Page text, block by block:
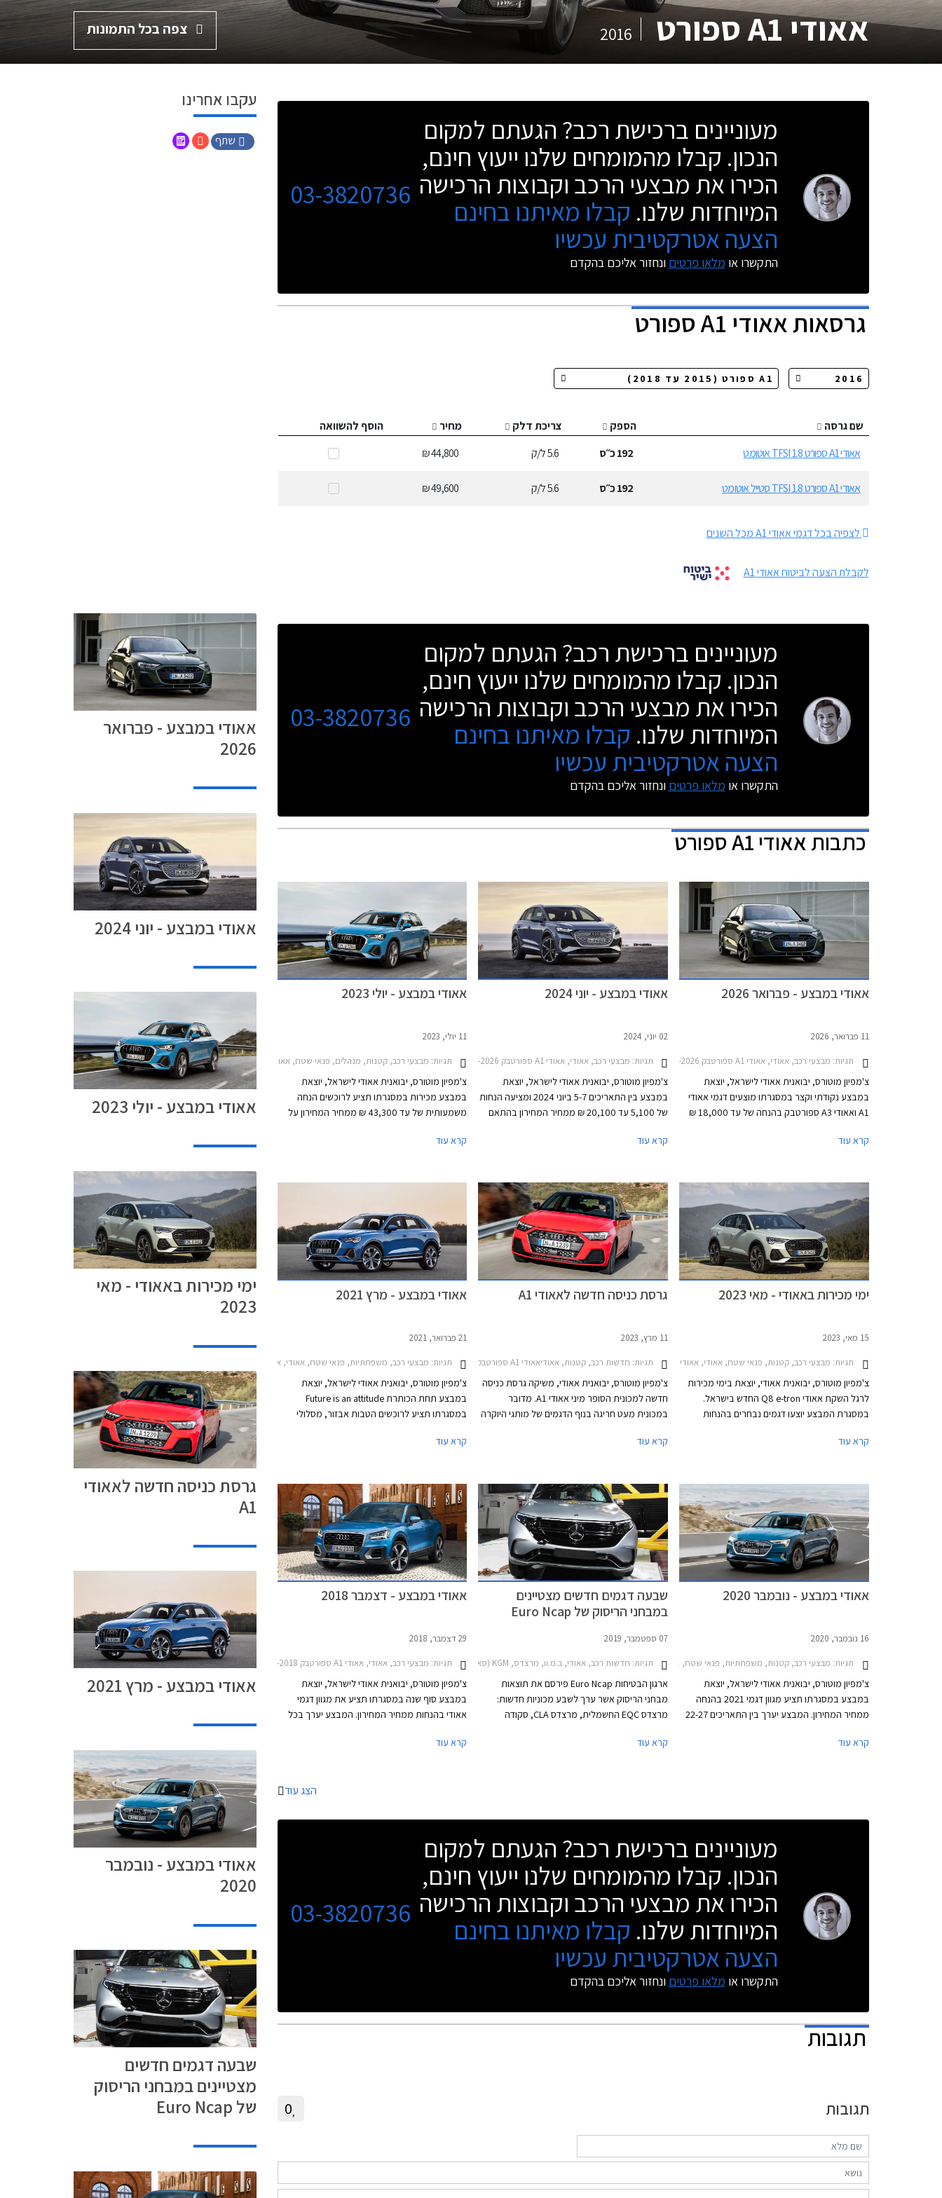
אאודי A1 ספורט 2016 צפה בכל התמונות
מעוניינים ברכישת רכב? הגעתם למקום
הנכון. קבלו מהמומחים שלנו ייעוץ חינם,
הכירו את מבצעי הרכב וקבוצות הרכישה
המיוחדות שלנו. קבלו מאיתנו בחינם
הצעה אטרקטיבית עכשיו
התקשרו או מלאו פרטים ונחזור אליכם בהקדם
03-3820736
גרסאותאאודי A1 ספורט
שם גרסה הספק צריכת דלק מחיר
הוסף להשוואה
אאודי A1 ספורט 1.8 TFSI אוטומט
192כ״ס 5.6ל/ק 44,800 ₪
אאודי A1 ספורט 1.8 TFSI סטייל אוטומט 192כ״ס 5.6ל/ק 49,600 ₪
לצפיה בכל דגמי אאודי A1 מכל השנים
לקבלת הצעה לביטוח אאודי A1
עקבו אחרינו
שתף
מעוניינים ברכישת רכב? הגעתם למקום
הנכון. קבלו מהמומחים שלנו ייעוץ חינם,
הכירו את מבצעי הרכב וקבוצות הרכישה
המיוחדות שלנו. קבלו מאיתנו בחינם
הצעה אטרקטיבית עכשיו
התקשרו או מלאו פרטים ונחזור אליכם בהקדם
03-3820736
כתבותאאודי A1 ספורט
אאודי במבצע - פברואר 2026
11 פברואר, 2026
תגיות: מבצעי רכב, אאודי, אאודי A1 ספורטבק 2019-2026אאודי A3 ספורטבק 2024-2026
צ'מפיון מוטורס, יבואנית אאודי לישראל, יוצאת
במבצע נקודתי וקצר במסגרתו מוצעים דגמי אאודי
A1 ואאודי A3 ספורטבק בהנחה של עד 18,000 ₪
אולמות התצוגה של אאודי ברחבי הארץ בין
קרא עוד
אאודי במבצע - יוני 2024
02 יוני, 2024
תגיות: מבצעי רכב, אאודי, אאודי A1 ספורטבק 2019-2026, אאודי Q2 2021-2026, אאודי Q3 ספורטבק 2020-2025אאודי Q4 e-tron 2022-2026
צ'מפיון מוטורס, יבואנית אאודי לישראל, יוצאת
במבצע בין התאריכים 5-7 ביוני 2024 ומציעה הנחות
של 5,100 עד 20,100 ₪ ממחיר המחירון בהתאם
אאודי ברחבי הארץ.
קרא עוד
אאודי במבצע - יולי 2023
11 יולי, 2023
תגיות: מבצעי רכב, קטנות, מנהלים, פנאי שטח, אאודי, אאודי A1 ספורטבק 2019-2026, אאודי A4 2019-2024, אאודי Q3 2019-2025, אאודי Q3 ספורטבק 2020-2025, אאודי Q5 2020-2024אאודי Q5 ספורטבק 2021-2024
צ'מפיון מוטורס, יבואנית אאודי לישראל, יוצאת
במבצע מכירות במסגרתו תציע לרוכשים הנחה
משמעותית של עד 43,300 ₪ ממחיר המחירון על
בכל אולמות התצוגה של אאודי ברחבי הארץ.
קרא עוד
ימי מכירות באאודי - מאי 2023
15 מאי, 2023
תגיות: מבצעי רכב, קטנות, פנאי שטח, אאודי, אאודי A1 ספורטבק 2019-2026, אאודי Q2 2021-2026, אאודי Q3 ספורטבק 2020-2025אאודי Q5 ספורטבק 2021-2024
צ'מפיון מוטורס, יבואנית אאודי, יוצאת בימי מכירות
לרגל השקת אאודי Q8 e-tron החדש בישראל.
במסגרת המבצע יוצעו דגמים נבחרים בהנחות
המבצע יתקיים בכל אולמות התצוגה של אאודי בין
קרא עוד
גרסת כניסה חדשה לאאודי A1
11 מרץ, 2023
תגיות: חדשות רכב, קטנות, אאודיאאודי A1 ספורטבק 2019-2026
צ'מפיון מוטורס, יבואנית אאודי, משיקה גרסת כניסה
חדשה למכונית הסופר מיני אאודי A1. מדובר
במכונית מעט חריגה בנוף הדגמים של מותגי היוקרה
סופר מיני. ב.מ.וו אמנם מציעה סופר מיני, אך היא
הרווח המצומצמים. הדור השני של אאודי A1 נחשף
לראשונה בשנת 2018 ויחגוג בקרוב 5. אחיותיו
העממיות סיאט איביזה ופולקסווגן פולו כבר עברו
מתיחת פנים וסביר להניח שגם אאודי A1 תזכה
לעדכון בקרוב.
קרא עוד
אאודי במבצע - מרץ 2021
21 פברואר, 2021
תגיות: מבצעי רכב, משפחתיות, פנאי שטח, אאודי, אאודי A1 ספורטבק 2019-2026, אאודי Q2 2017-2021, אאודי Q3 2019-2025אאודי Q5 2017-2020
צ'מפיון מוטורס, יבואנית אאודי לישראל, יוצאת
במבצע תחת הכותרת Future is an attitude
במסגרתו תציע לרוכשים הטבות אבזור, מסלולי
קרא עוד
אאודי במבצע - נובמבר 2020
16 נובמבר, 2020
תגיות: מבצעי רכב, קטנות, משפחתיות, פנאי שטח, אאודי, אאודי A1 ספורטבק 2019-2026, אאודי A3 ספורטבק 2020-2024, אאודי Q3 ספורטבק 2020-2025אאודי e-tron 2019-2022
צ'מפיון מוטורס, יבואנית אאודי לישראל, יוצאת
במבצע במסגרתו תציע מגוון דגמי 2021 בהנחה
ממחיר המחירון. המבצע יערך בין התאריכים 22-27
בישראל.
קרא עוד
שבעה דגמים חדשים מצטיינים
במבחני הריסוק של Euro Ncap
07 ספטמבר, 2019
תגיות: חדשות רכב, אאודי, ב.מ.וו, מרצדס, KGM (סאנגיונג), סקודה, פורד, אאודי A1 ספורטבק 2019-2026, ב.מ.וו Z4 רודסטאר 2019-2026מרצדס CLA 2019-2024
ארגון הבטיחות Euro Ncap פירסם את תוצאות
מבחני הריסוק אשר ערך לשבע מכוניות חדשות:
מרצדס EQC החשמלית, מרצדס CLA, סקודה
פוקוס שהתייצבה למבחן חוזר לאחר שהתעדכנה.
קרא עוד
אאודי במבצע - דצמבר 2018
29 דצמבר, 2018
תגיות: מבצעי רכב, אאודי, אאודי A1 ספורטבק 2015-2018, אאודי A3 ספורטבק 2016-2020, אאודי A4 2016-2019אאודי Q2 2017-2021
צ'מפיון מוטורס, יבואנית אאודי לישראל, יוצאת
במבצע סוף שנה במסגרתו תציע את מגוון דגמי
אאודי בהנחות ממחיר המחירון. המבצע יערך בכל
קרא עוד
הצג עוד
מעוניינים ברכישת רכב? הגעתם למקום
הנכון. קבלו מהמומחים שלנו ייעוץ חינם,
הכירו את מבצעי הרכב וקבוצות הרכישה
המיוחדות שלנו. קבלו מאיתנו בחינם
הצעה אטרקטיבית עכשיו
התקשרו או מלאו פרטים ונחזור אליכם בהקדם
03-3820736
תגובות
תגובות 0
אאודי במבצע - פברואר
2026
אאודי במבצע - יוני 2024
אאודי במבצע - יולי 2023
ימי מכירות באאודי - מאי
2023
גרסת כניסה חדשה לאאודי
A1
אאודי במבצע - מרץ 2021
אאודי במבצע - נובמבר
2020
שבעה דגמים חדשים
מצטיינים במבחני הריסוק
של Euro Ncap